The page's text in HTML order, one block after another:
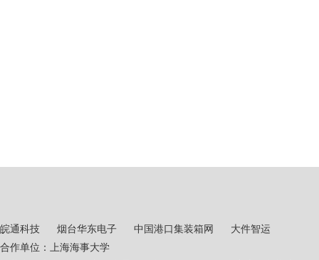
皖通科技 烟台华东电子 中国港口集装箱网
大件智运
合作单位：上海海事大学